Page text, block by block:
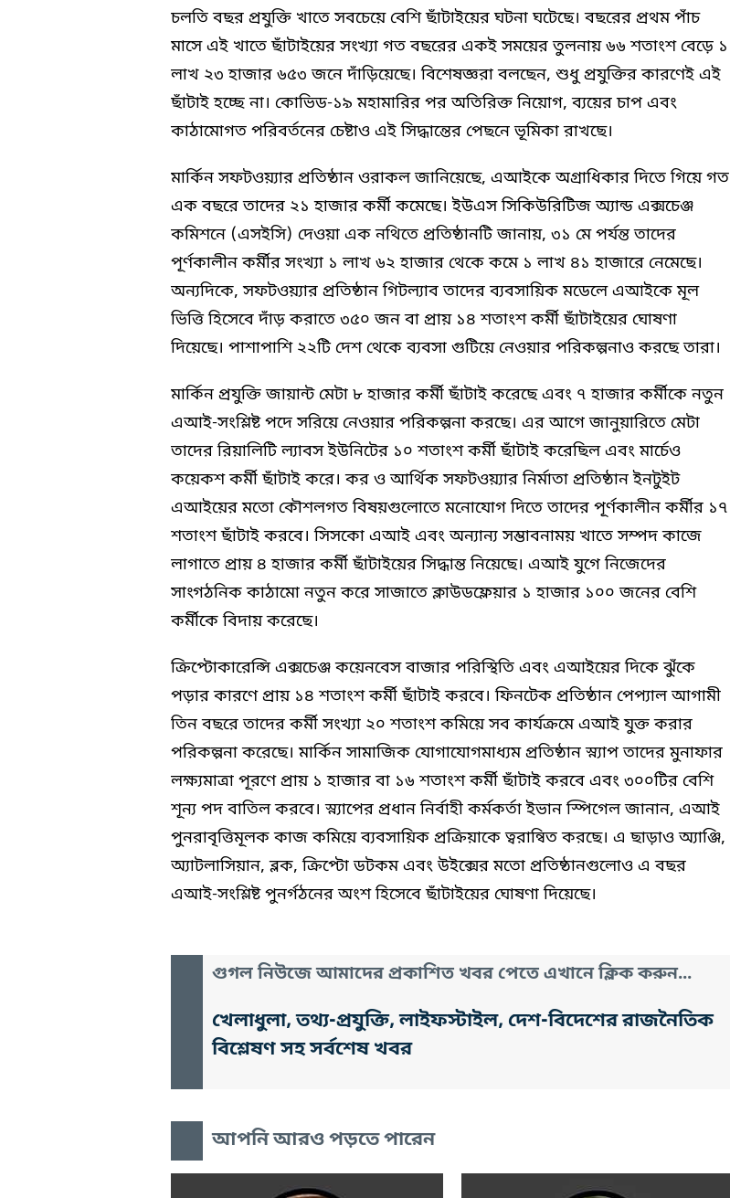
চলতি বছর প্রযুক্তি খাতে সবচেয়ে বেশি ছাঁটাইয়ের ঘটনা ঘটেছে। বছরের প্রথম পাঁচ
মাসে এই খাতে ছাঁটাইয়ের সংখ্যা গত বছরের একই সময়ের তুলনায় ৬৬ শতাংশ বেড়ে ১
লাখ ২৩ হাজার ৬৫৩ জনে দাঁড়িয়েছে। বিশেষজ্ঞরা বলছেন, শুধু প্রযুক্তির কারণেই এই
ছাঁটাই হচ্ছে না। কোভিড-১৯ মহামারির পর অতিরিক্ত নিয়োগ, ব্যয়ের চাপ এবং
কাঠামোগত পরিবর্তনের চেষ্টাও এই সিদ্ধান্তের পেছনে ভূমিকা রাখছে।
মার্কিন সফটওয়্যার প্রতিষ্ঠান ওরাকল জানিয়েছে, এআইকে অগ্রাধিকার দিতে গিয়ে গত
এক বছরে তাদের ২১ হাজার কর্মী কমেছে। ইউএস সিকিউরিটিজ অ্যান্ড এক্সচেঞ্জ
কমিশনে (এসইসি) দেওয়া এক নথিতে প্রতিষ্ঠানটি জানায়, ৩১ মে পর্যন্ত তাদের
পূর্ণকালীন কর্মীর সংখ্যা ১ লাখ ৬২ হাজার থেকে কমে ১ লাখ ৪১ হাজারে নেমেছে।
অন্যদিকে, সফটওয়্যার প্রতিষ্ঠান গিটল্যাব তাদের ব্যবসায়িক মডেলে এআইকে মূল
ভিত্তি হিসেবে দাঁড় করাতে ৩৫০ জন বা প্রায় ১৪ শতাংশ কর্মী ছাঁটাইয়ের ঘোষণা
দিয়েছে। পাশাপাশি ২২টি দেশ থেকে ব্যবসা গুটিয়ে নেওয়ার পরিকল্পনাও করছে তারা।
মার্কিন প্রযুক্তি জায়ান্ট মেটা ৮ হাজার কর্মী ছাঁটাই করেছে এবং ৭ হাজার কর্মীকে নতুন
এআই-সংশ্লিষ্ট পদে সরিয়ে নেওয়ার পরিকল্পনা করছে। এর আগে জানুয়ারিতে মেটা
তাদের রিয়ালিটি ল্যাবস ইউনিটের ১০ শতাংশ কর্মী ছাঁটাই করেছিল এবং মার্চেও
কয়েকশ কর্মী ছাঁটাই করে। কর ও আর্থিক সফটওয়্যার নির্মাতা প্রতিষ্ঠান ইনটুইট
এআইয়ের মতো কৌশলগত বিষয়গুলোতে মনোযোগ দিতে তাদের পূর্ণকালীন কর্মীর ১৭
শতাংশ ছাঁটাই করবে। সিসকো এআই এবং অন্যান্য সম্ভাবনাময় খাতে সম্পদ কাজে
লাগাতে প্রায় ৪ হাজার কর্মী ছাঁটাইয়ের সিদ্ধান্ত নিয়েছে। এআই যুগে নিজেদের
সাংগঠনিক কাঠামো নতুন করে সাজাতে ক্লাউডফ্লেয়ার ১ হাজার ১০০ জনের বেশি
কর্মীকে বিদায় করেছে।
ক্রিপ্টোকারেন্সি এক্সচেঞ্জ কয়েনবেস বাজার পরিস্থিতি এবং এআইয়ের দিকে ঝুঁকে
পড়ার কারণে প্রায় ১৪ শতাংশ কর্মী ছাঁটাই করবে। ফিনটেক প্রতিষ্ঠান পেপ্যাল আগামী
তিন বছরে তাদের কর্মী সংখ্যা ২০ শতাংশ কমিয়ে সব কার্যক্রমে এআই যুক্ত করার
পরিকল্পনা করেছে। মার্কিন সামাজিক যোগাযোগমাধ্যম প্রতিষ্ঠান স্ন্যাপ তাদের মুনাফার
লক্ষ্যমাত্রা পূরণে প্রায় ১ হাজার বা ১৬ শতাংশ কর্মী ছাঁটাই করবে এবং ৩০০টির বেশি
শূন্য পদ বাতিল করবে। স্ন্যাপের প্রধান নির্বাহী কর্মকর্তা ইভান স্পিগেল জানান, এআই
পুনরাবৃত্তিমূলক কাজ কমিয়ে ব্যবসায়িক প্রক্রিয়াকে ত্বরান্বিত করছে। এ ছাড়াও অ্যাঞ্জি,
অ্যাটলাসিয়ান, ব্লক, ক্রিপ্টো ডটকম এবং উইক্সের মতো প্রতিষ্ঠানগুলোও এ বছর
এআই-সংশ্লিষ্ট পুনর্গঠনের অংশ হিসেবে ছাঁটাইয়ের ঘোষণা দিয়েছে।
গুগল নিউজে আমাদের প্রকাশিত খবর পেতে এখানে ক্লিক করুন...
খেলাধুলা, তথ্য-প্রযুক্তি, লাইফস্টাইল, দেশ-বিদেশের রাজনৈতিক
বিশ্লেষণ সহ সর্বশেষ খবর
আপনি আরও পড়তে পারেন